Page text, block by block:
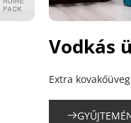
Vodkás
Extra